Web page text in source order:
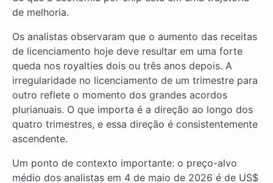
de melhoria.
Os analistas observaram que o aumento das receitas
de licenciamento hoje deve resultar em uma forte
queda nos royalties dois ou três anos depois. A
irregularidade no licenciamento de um trimestre para
outro reflete o momento dos grandes acordos
plurianuais. O que importa é a direção ao longo dos
quatro trimestres, e essa direção é consistentemente
ascendente.
Um ponto de contexto importante: o preço-alvo
médio dos analistas em 4 de maio de 2026 é de US$